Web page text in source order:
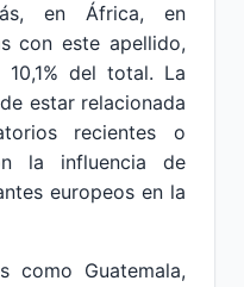
en África, en
con este apellido,
del total. La
estar relacionada
recientes o
la influencia de
europeos en la
como Guatemala,